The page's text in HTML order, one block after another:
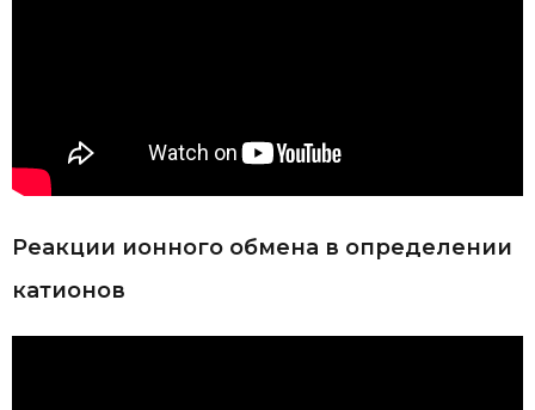
Реакции ионного обмена в определении
катионов